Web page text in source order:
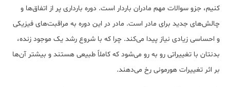
کنیم، جزو سوالات مهم مادران باردار است. دوره بارداری پر از اتفاق‎‌ها و
چالش‌های جدید برای مادر است. مادر در این دوره به مراقبت‎‌های فیزیکی
و احساسی زیادی نیاز پیدا می‎‌کند. چرا که با شروع رشد یک موجود زنده،
بدنتان با تغییراتی رو به رو می‌شود که کاملاً طبیعی هستند و بیش‎تر آن‌ها
بر اثر تغییرات هورمونی رخ می‌دهند.